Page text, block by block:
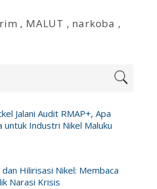
, MALUT , narkoba ,
Jalani Audit RMAP+, Apa
untuk Industri Nikel Maluku
dan Hilirisasi Nikel: Membaca
Narasi Krisis